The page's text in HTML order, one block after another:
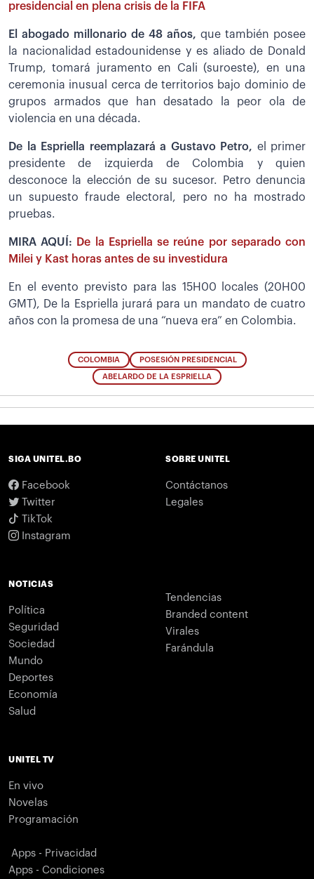
presidencial en plena crisis de la FIFA
El abogado millonario de 48 años, que también posee
la nacionalidad estadounidense y es aliado de Donald
Trump, tomará juramento en Cali (suroeste), en una
ceremonia inusual cerca de territorios bajo dominio de
grupos armados que han desatado la peor ola de
violencia en una década.
De la Espriella reemplazará a Gustavo Petro, el primer
presidente de izquierda de Colombia y quien
desconoce la elección de su sucesor. Petro denuncia
un supuesto fraude electoral, pero no ha mostrado
pruebas.
MIRA AQUÍ:
De la Espriella se reúne por separado con
Milei y Kast horas antes de su investidura
En el evento previsto para las 15H00 locales (20H00
GMT), De la Espriella jurará para un mandato de cuatro
años con la promesa de una “nueva era” en Colombia.
COLOMBIA POSESIÓN PRESIDENCIAL
ABELARDO DE LA ESPRIELLA
SIGA UNITEL.BO
Facebook
Twitter
TikTok
Instagram
SOBRE UNITEL
Contáctanos
Legales
NOTICIAS
Política
Seguridad
Sociedad
Mundo
Deportes
Economía
Salud
Tendencias
Branded content
Virales
Farándula
UNITEL TV
En vivo
Novelas
Programación
Apps - Privacidad
Apps - Condiciones